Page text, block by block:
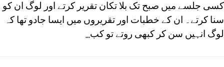
کسی جلسے میں صبح تک بلا تکان تقریر کرتے اور لوگ ان کو
سنا کرتے۔ ان کے خطبات اور تقریروں میں ایسا جادو تھا کہ
لوگ انہیں سن کر کبھی روتے تو کب...